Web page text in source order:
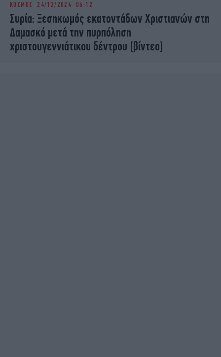
ΚΟΣΜΟΣ 24/12/2024 06:12
Συρία: Ξεσηκωμός εκατοντάδων Χριστιανών στη
Δαμασκό μετά την πυρπόληση
χριστουγεννιάτικου δέντρου [βίντεο]